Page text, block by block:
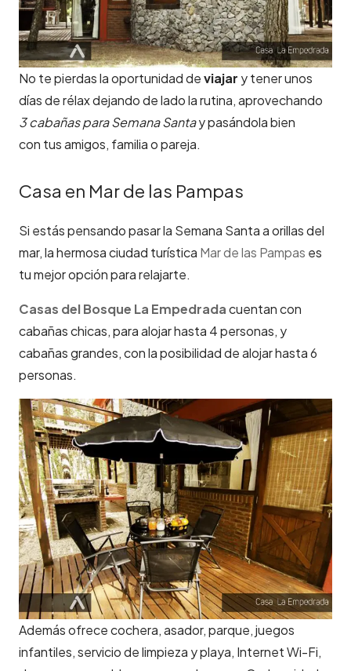
No te pierdas la oportunidad deviajar y tener unos
días de rélax dejando de lado la rutina, aprovechando
3 cabañas para Semana Santay pasándola bien
con tus amigos, familia o pareja.
Casa en Mar de las Pampas
Si estás pensando pasar la Semana Santa a orillas del
mar, la hermosa ciudad turística Mar de las Pampas es
tu mejor opción para relajarte.
Casas del Bosque La Empedradacuentan con
cabañas chicas, para alojar hasta 4 personas, y
cabañas grandes, con la posibilidad de alojar hasta 6
personas.
Además ofrece cochera, asador, parque, juegos
infantiles, servicio de limpieza y playa, Internet Wi-Fi,